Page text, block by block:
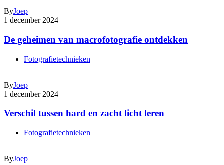
ByJoep
1 december 2024
De geheimen van macrofotografie ontdekken
Fotografietechnieken
ByJoep
1 december 2024
Verschil tussen hard en zacht licht leren
Fotografietechnieken
ByJoep